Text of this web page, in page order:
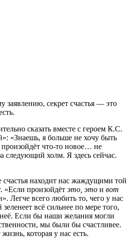
заявлению, секрет счастья — это
сказать вместе с героем К.С.
«Знаешь, я больше не хочу быть
что-то новое… не
следующий холм. Я здесь сейчас.
счастья находит нас жаждущими той
«Если произойдёт это, это и вот
Легче всего любить то, чего у нас
всё сильнее по мере того,
Если бы наши желания могли
мы были бы счастливее.
которая у нас есть.